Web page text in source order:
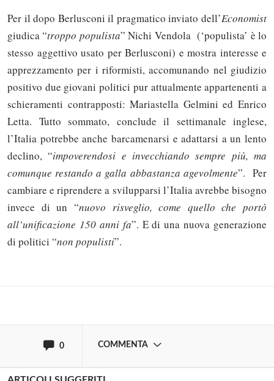
Per il dopo Berlusconi il pragmatico inviato dell’Economist
giudica “troppo populista” Nichi Vendola (‘populista’ è lo
stesso aggettivo usato per Berlusconi) e mostra interesse e
apprezzamento per i riformisti, accomunando nel giudizio
positivo due giovani politici pur attualmente appartenenti a
schieramenti contrapposti: Mariastella Gelmini ed Enrico
Letta. Tutto sommato, conclude il settimanale inglese,
l’Italia potrebbe anche barcamenarsi e adattarsi a un lento
declino, “impoverendosi e invecchiando sempre più, ma
comunque restando a galla abbastanza agevolmente”. Per
cambiare e riprendere a svilupparsi l’Italia avrebbe bisogno
invece di un “nuovo risveglio, come quello che portò
all’unificazione 150 anni fa”. E di una nuova generazione
di politici “non populisti”.
0 COMMENTA
Solo gli utenti registrati possono
commentare!